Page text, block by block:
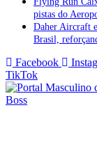
pistas do
Daher Aircraft
Brasil,
Facebook
TikTok